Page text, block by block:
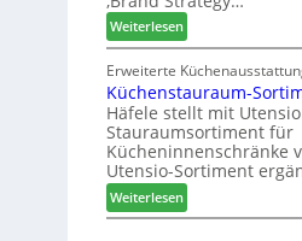
a
h
r
u
n
g
a
n
d
H
u
b
t
e
x
s
t
e
Weiterlesen:
Z
w
e
i
P
r
e
i
s
Erweiterte
Küchenstauraum-
Häfele stellt mit Utensio
Stauraumsortiment für
Kücheninnenschränke
Utensio-Sortiment
Weiterlesen:
K